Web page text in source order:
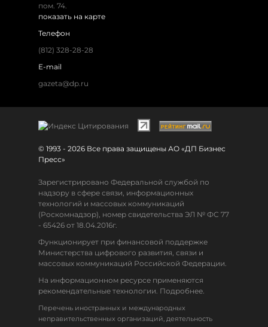
пом. 74.
показать на карте
Телефон
(812) 328-28-28
E-mail
gazeta@dp.ru
© 1993 - 2026 Все права защищены АО «ДП Бизнес
Пресс»
Зарегистрировано Федеральной службой по
надзору в сфере связи, информационных
технологий и массовых коммуникаций
(Роскомнадзор), номер свидетельства ЭЛ № ФС 77
- 65426 от 18.04.2016г.
Функционирует при финансовой поддержке
Министерства цифрового развития, связи и
массовых коммуникаций Российской Федерации.
На информационном ресурсе применяются
рекомендательные технологии. Подробнее.
Перечень иностранных и международных
неправительственных организаций, деятельность